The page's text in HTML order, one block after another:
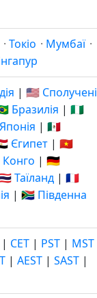
· Токіо · Мумбаї ·
| 🇺🇸 Сполучені
Бразилія | 🇳🇬
| 🇲🇽
Єгипет | 🇻🇳
Конго | 🇩🇪
Таїланд | 🇫🇷
| 🇿🇦 Південна
| CET | PST | MST
| AEST | SAST |